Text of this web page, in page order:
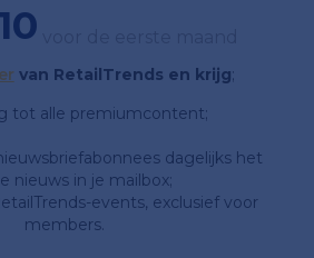
van RetailTrends en krijg;
tot alle premiumcontent;
nieuwsbriefabonnees dagelijks het
nieuws in je mailbox;
events, exclusief voor
members.